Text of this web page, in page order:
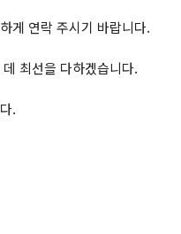
게 연락 주시기 바랍니다.
최선을 다하겠습니다.
.